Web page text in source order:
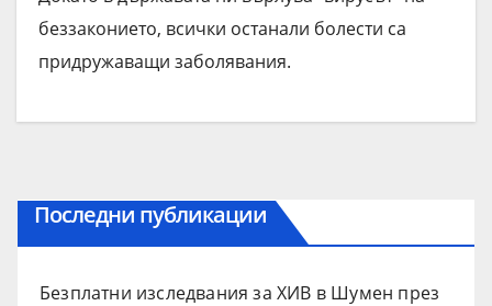
беззаконието, всички останали болести са
придружаващи заболявания.
Последни публикации
Безплатни изследвания за ХИВ в Шумен през